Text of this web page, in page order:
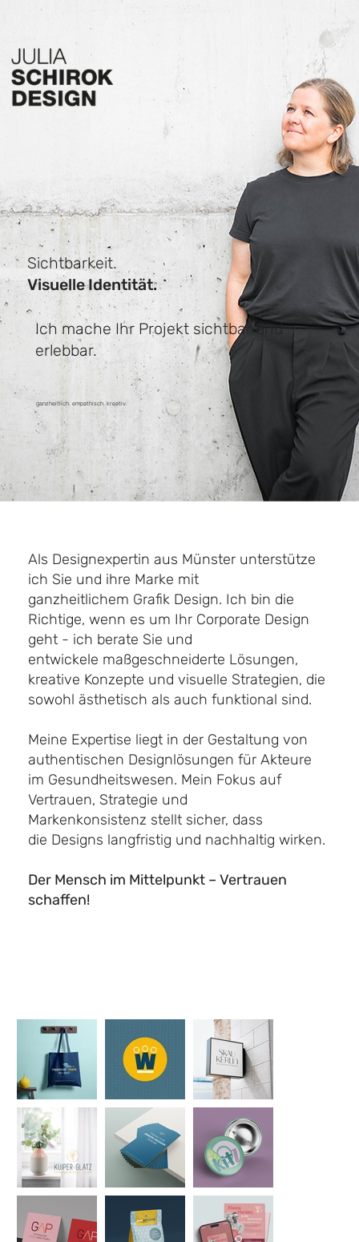
Sichtbarkeit​.
Visuelle Identität.
Ich mache Ihr Projekt sichtbar und
erlebbar.
ganzheitlich. empathisch. kreativ.
Als Designexpertin aus Münster unterstütze
ich Sie und ihre Marke mit
ganzheitlichem Grafik Design. Ich bin die
Richtige, wenn es um Ihr Corporate Design
geht - ich berate Sie und
entwickele maßgeschneiderte Lösungen,
kreative Konzepte und visuelle Strategien, die
sowohl ästhetisch als auch funktional sind.
Meine Expertise liegt in der Gestaltung von
authentischen Designlösungen für Akteure
im Gesundheitswesen. Mein Fokus auf
Vertrauen, Strategie und
Markenkonsistenz stellt sicher, dass
die Designs langfristig und nachhaltig wirken.
Der Mensch im Mittelpunkt – Vertrauen
schaffen!